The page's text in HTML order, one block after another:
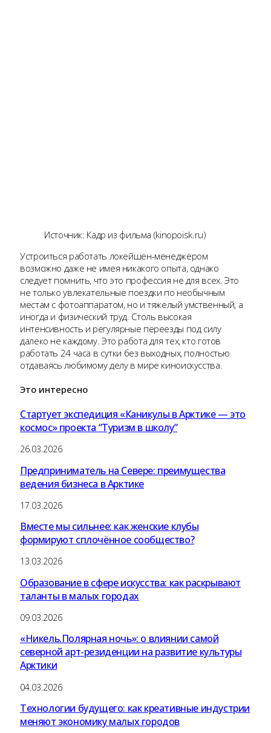
Источник: Кадр из фильма (kinopoisk.ru)
Устроиться работать локейшен-менеджером
возможно даже не имея никакого опыта, однако
следует помнить, что это профессия не для всех. Это
не только увлекательные поездки по необычным
местам с фотоаппаратом, но и тяжелый умственный, а
иногда и физический труд. Столь высокая
интенсивность и регулярные переезды под силу
далеко не каждому. Это работа для тех, кто готов
работать 24 часа в сутки без выходных, полностью
отдаваясь любимому делу в мире киноискусства.
Это интересно
Стартует экспедиция «Каникулы в Арктике — это
космос» проекта “Туризм в школу”
26.03.2026
Предприниматель на Севере: преимущества
ведения бизнеса в Арктике
17.03.2026
Вместе мы сильнее: как женские клубы
формируют сплочённое сообщество?
13.03.2026
Образование в сфере искусства: как раскрывают
таланты в малых городах
09.03.2026
«Никель.Полярная ночь»: о влиянии самой
северной арт-резиденции на развитие культуры
Арктики
04.03.2026
Технологии будущего: как креативные индустрии
меняют экономику малых городов